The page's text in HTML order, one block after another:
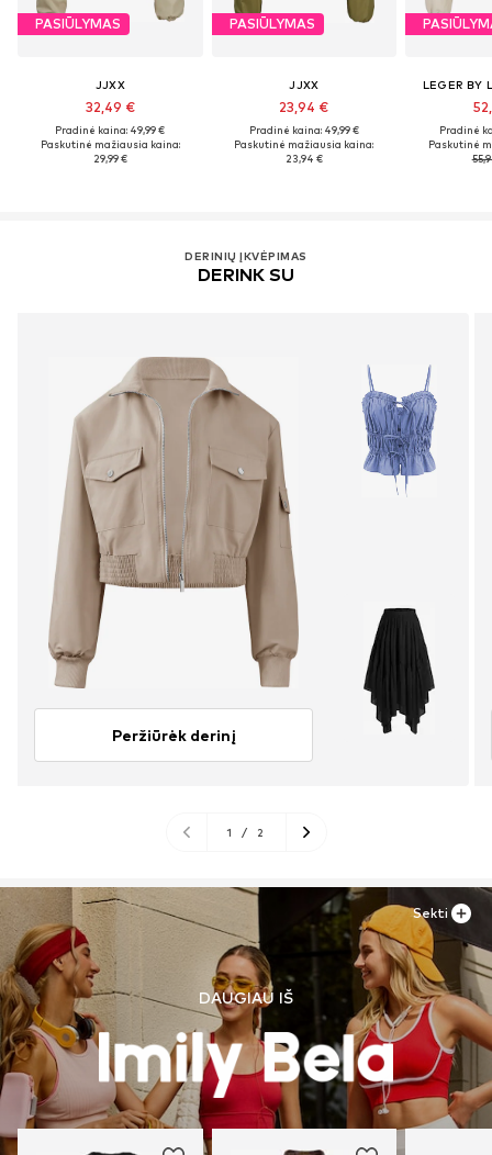
PASIŪLYMAS
JJXX
32,49 €
Pradinė kaina: 49,99 €
Paskutinė mažiausia kaina:
29,99 €
PASIŪLYMAS
JJXX
23,94 €
Pradinė kaina: 49,99 €
Paskutinė mažiausia kaina:
23,94 €
LEGER BY
Pradinė
Paskutinė
DERINIŲ ĮKVĖPIMAS
DERINK SU
Peržiūrėk derinį
1 / 2
DAUGIAU IŠ
Sekti